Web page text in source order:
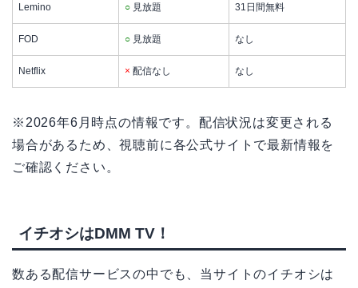
Lemino ○ 見放題 31日間無料
FOD ○ 見放題 なし
Netflix × 配信なし なし
※2026年6月時点の情報です。配信状況は変更される
場合があるため、視聴前に各公式サイトで最新情報を
ご確認ください。
イチオシはDMM TV！
数ある配信サービスの中でも、当サイトのイチオシは